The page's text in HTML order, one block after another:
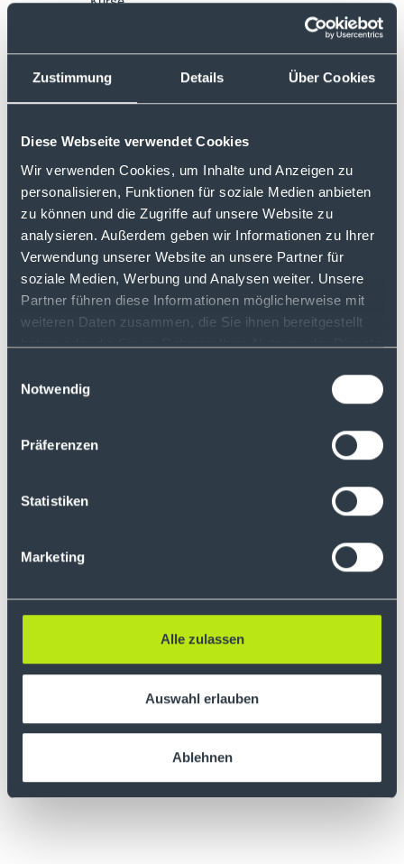
Zustimmung Details Über Cookies
Diese Webseite verwendet Cookies
Wir verwenden Cookies, um Inhalte und Anzeigen zu
personalisieren, Funktionen für soziale Medien anbieten
zu können und die Zugriffe auf unsere Website zu
analysieren. Außerdem geben wir Informationen zu Ihrer
Verwendung unserer Website an unsere Partner für
soziale Medien, Werbung und Analysen weiter. Unsere
Partner führen diese Informationen möglicherweise mit
weiteren Daten zusammen, die Sie ihnen bereitgestellt
haben oder die Sie im Rahmen Ihrer Nutzung der Dienste
Notwendig
Präferenzen
Statistiken
Marketing
Alle zulassen
Auswahl erlauben
Ablehnen
Verwahrung der Kryptowerte bei der
deutschen Privatbank von der Heydt in
intuitives Handelssystem per App und
Web
Schnell: intraday handeln - Ausführung
der Orders innerhalb von Millisekunden
Handel schon ab 50€ Ordervolumen
Fullscreen Ansicht in ihrem Depot
Sie handeln bei justTRADE über die
Ansicht freuen.
Mit einem einfachen Doppelklick auf die
auf die gesamte Bildschirmbreite. So
erhalten Sie noch mehr Übersichtlichkeit
über Ihr Orderbuch oder die
Die Funktion steht für alle Ansichten zur
Verfügung und wechselt via weiterem Klick
ganz einfach zurück auf die geteilte